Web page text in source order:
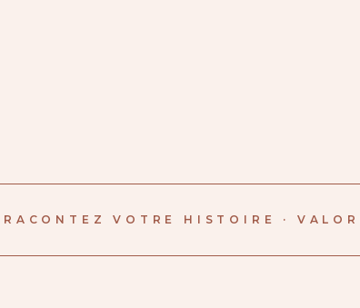
RACONTEZ VOTRE HISTOIRE ·